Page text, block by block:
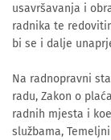
usavršavanja i
radnika te
bi se i dalje
Na radnopravni
radu, Zakon o
radnih mjesta i
službama,